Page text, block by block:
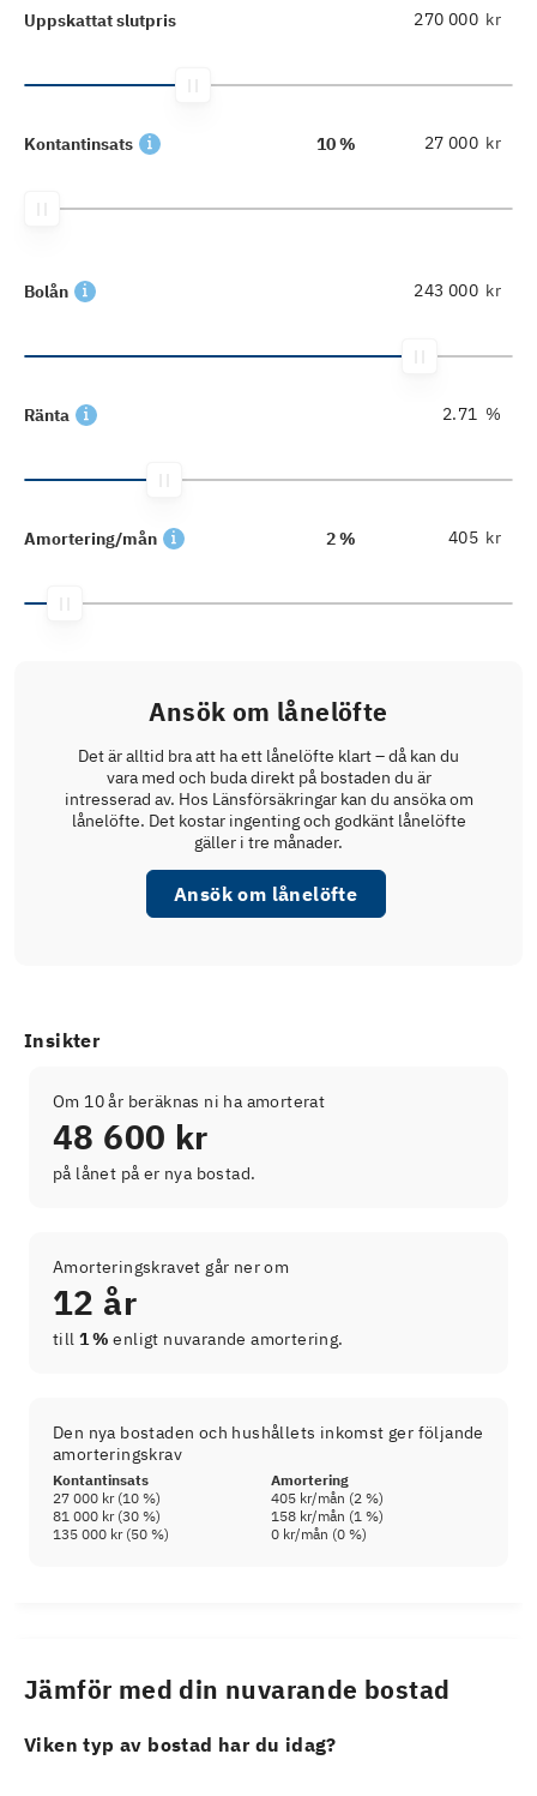
Uppskattat slutpris kr
Kontantinsats 10 % kr
Bolån kr
Ränta %
Amortering/mån 2 % kr
Ansök om lånelöfte
Det är alltid bra att ha ett lånelöfte klart – då kan du
vara med och buda direkt på bostaden du är
intresserad av. Hos Länsförsäkringar kan du ansöka om
lånelöfte. Det kostar ingenting och godkänt lånelöfte
gäller i tre månader.
Ansök om lånelöfte
Insikter
Om 10 år beräknas ni ha amorterat
48 600 kr
på lånet på er nya bostad.
Amorteringskravet går ner om
12 år
till 1 % enligt nuvarande amortering.
Den nya bostaden och hushållets inkomst ger följande
amorteringskrav
Kontantinsats
Amortering
27 000 kr(10 %) 405 kr/mån (2 %)
81 000 kr(30 %) 158 kr/mån (1 %)
135 000 kr(50 %) 0 kr/mån (0 %)
Jämför med din nuvarande bostad
Viken typ av bostad har du idag?